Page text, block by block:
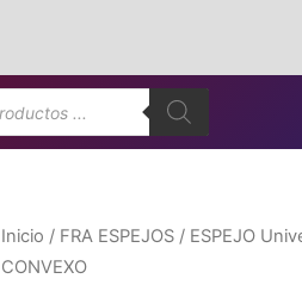
Inicio / FRA ESPEJOS / ESPEJO
CONVEXO